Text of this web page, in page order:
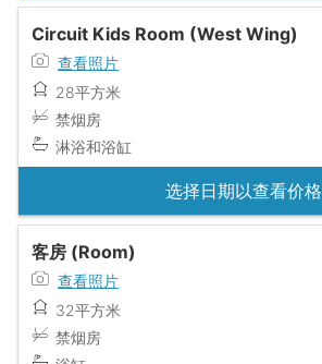
Circuit Kids Room (West Wing)
查看照片
28平方米
禁烟房
淋浴和浴缸
选择日期以查看价格
客房 (Room)
查看照片
32平方米
禁烟房